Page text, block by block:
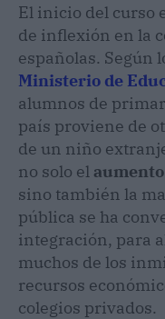
El inicio del curso
de inflexión en la
españolas. Según
Ministerio de
alumnos de
país proviene de
de un niño
no solo el
sino también la
pública se ha
integración, para
muchos de los
recursos
colegios privados.